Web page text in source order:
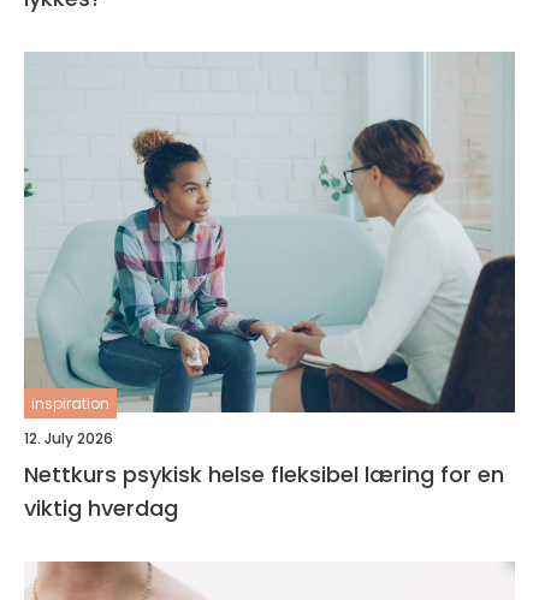
inspiration
12. July 2026
Nettkurs psykisk helse fleksibel læring for en
viktig hverdag